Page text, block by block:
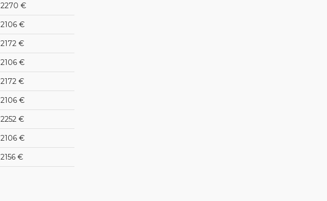
2270 €
2106 €
2172 €
2106 €
2172 €
2106 €
2252 €
2106 €
2156 €